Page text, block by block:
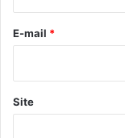
*
E-mail *
Site